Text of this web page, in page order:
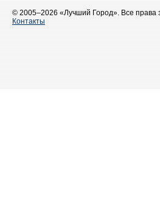
© 2005–2026 «Лучший Город». Все
Контакты